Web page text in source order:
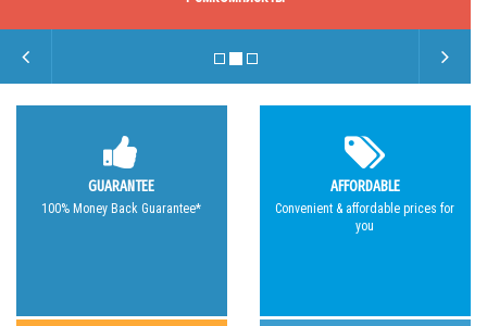
GUARANTEE
100% Money Back Guarantee*
AFFORDABLE
Convenient & affordable prices for
you